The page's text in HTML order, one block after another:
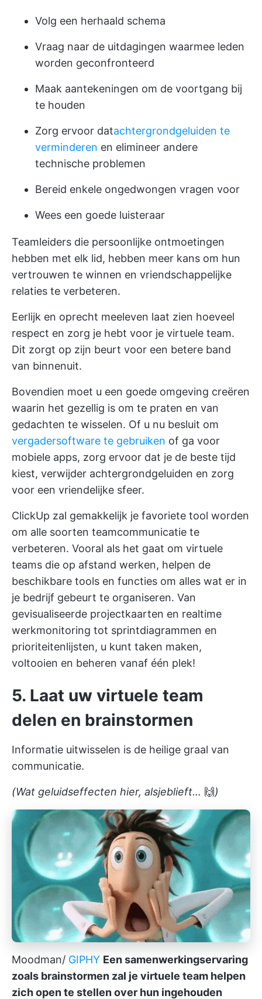
Volg een herhaald schema
Vraag naar de uitdagingen waarmee leden
worden geconfronteerd
Maak aantekeningen om de voortgang bij
te houden
Zorg ervoor datachtergrondgeluiden te
verminderen en elimineer andere
technische problemen
Bereid enkele ongedwongen vragen voor
Wees een goede luisteraar
Teamleiders die persoonlijke ontmoetingen
hebben met elk lid, hebben meer kans om hun
vertrouwen te winnen en vriendschappelijke
relaties te verbeteren.
Eerlijk en oprecht meeleven laat zien hoeveel
respect en zorg je hebt voor je virtuele team.
Dit zorgt op zijn beurt voor een betere band
van binnenuit.
Bovendien moet u een goede omgeving creëren
waarin het gezellig is om te praten en van
gedachten te wisselen. Of u nu besluit om
vergadersoftware te gebruiken of ga voor
mobiele apps, zorg ervoor dat je de beste tijd
kiest, verwijder achtergrondgeluiden en zorg
voor een vriendelijke sfeer.
ClickUp zal gemakkelijk je favoriete tool worden
om alle soorten teamcommunicatie te
verbeteren. Vooral als het gaat om virtuele
teams die op afstand werken, helpen de
beschikbare tools en functies om alles wat er in
je bedrijf gebeurt te organiseren. Van
gevisualiseerde projectkaarten en realtime
werkmonitoring tot sprintdiagrammen en
prioriteitenlijsten, u kunt taken maken,
voltooien en beheren vanaf één plek!
5. Laat uw virtuele team
delen en brainstormen
Informatie uitwisselen is de heilige graal van
communicatie.
(Wat geluidseffecten hier, alsjeblieft... 🙌)
Moodman/ GIPHY Een samenwerkingservaring
zoals brainstormen zal je virtuele team helpen
zich open te stellen over hun ingehouden